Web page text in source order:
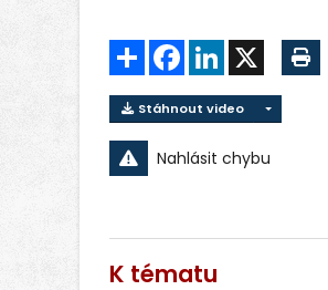
Sdílet FacebookLinkedIn
Stáhnout video
Nahlásit chybu
K tématu